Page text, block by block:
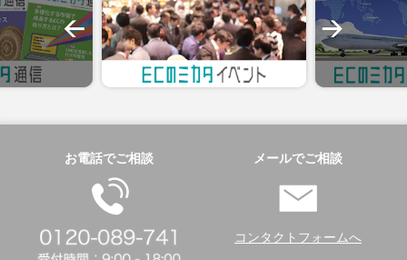
お電話でご相談 メールでご相談
コンタクトフォームへ